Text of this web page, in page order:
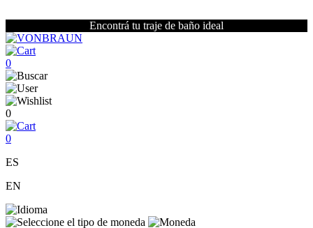
Encontrá tu traje de baño ideal
0
0
0
ES
EN